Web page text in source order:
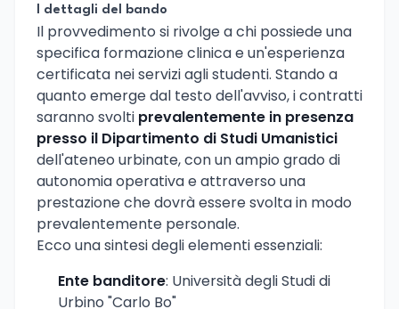
I dettagli del bando
Il provvedimento si rivolge a chi possiede una
specifica formazione clinica e un'esperienza
certificata nei servizi agli studenti. Stando a
quanto emerge dal testo dell'avviso, i contratti
saranno svolti prevalentemente in presenza
presso il Dipartimento di Studi Umanistici
dell'ateneo urbinate, con un ampio grado di
autonomia operativa e attraverso una
prestazione che dovrà essere svolta in modo
prevalentemente personale.
Ecco una sintesi degli elementi essenziali:
Ente banditore: Università degli Studi di
Urbino "Carlo Bo"